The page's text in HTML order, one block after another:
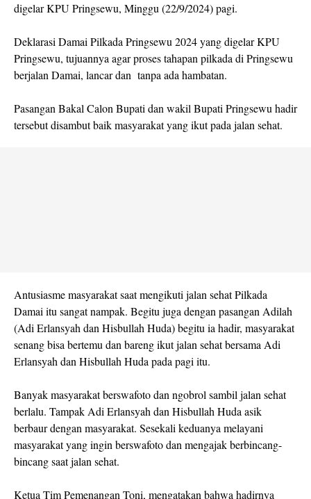
digelar KPU Pringsewu, Minggu (22/9/2024) pagi.
Deklarasi Damai Pilkada Pringsewu 2024 yang digelar KPU
Pringsewu, tujuannya agar proses tahapan pilkada di Pringsewu
berjalan Damai, lancar dan tanpa ada hambatan.
Pasangan Bakal Calon Bupati dan wakil Bupati Pringsewu hadir
tersebut disambut baik masyarakat yang ikut pada jalan sehat.
Antusiasme masyarakat saat mengikuti jalan sehat Pilkada
Damai itu sangat nampak. Begitu juga dengan pasangan Adilah
(Adi Erlansyah dan Hisbullah Huda) begitu ia hadir, masyarakat
senang bisa bertemu dan bareng ikut jalan sehat bersama Adi
Erlansyah dan Hisbullah Huda pada pagi itu.
Banyak masyarakat berswafoto dan ngobrol sambil jalan sehat
berlalu. Tampak Adi Erlansyah dan Hisbullah Huda asik
berbaur dengan masyarakat. Sesekali keduanya melayani
masyarakat yang ingin berswafoto dan mengajak berbincang-
bincang saat jalan sehat.
Ketua Tim Pemenangan Toni, mengatakan bahwa hadirnya